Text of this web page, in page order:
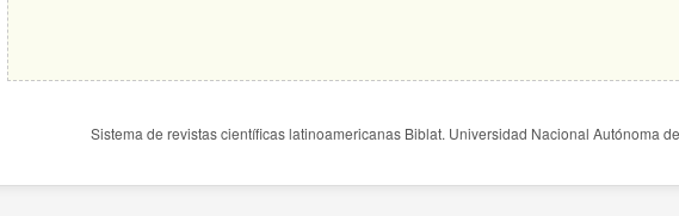
Sistema de revistas científicas latinoamericanas Biblat. Universidad Nacional Autónoma